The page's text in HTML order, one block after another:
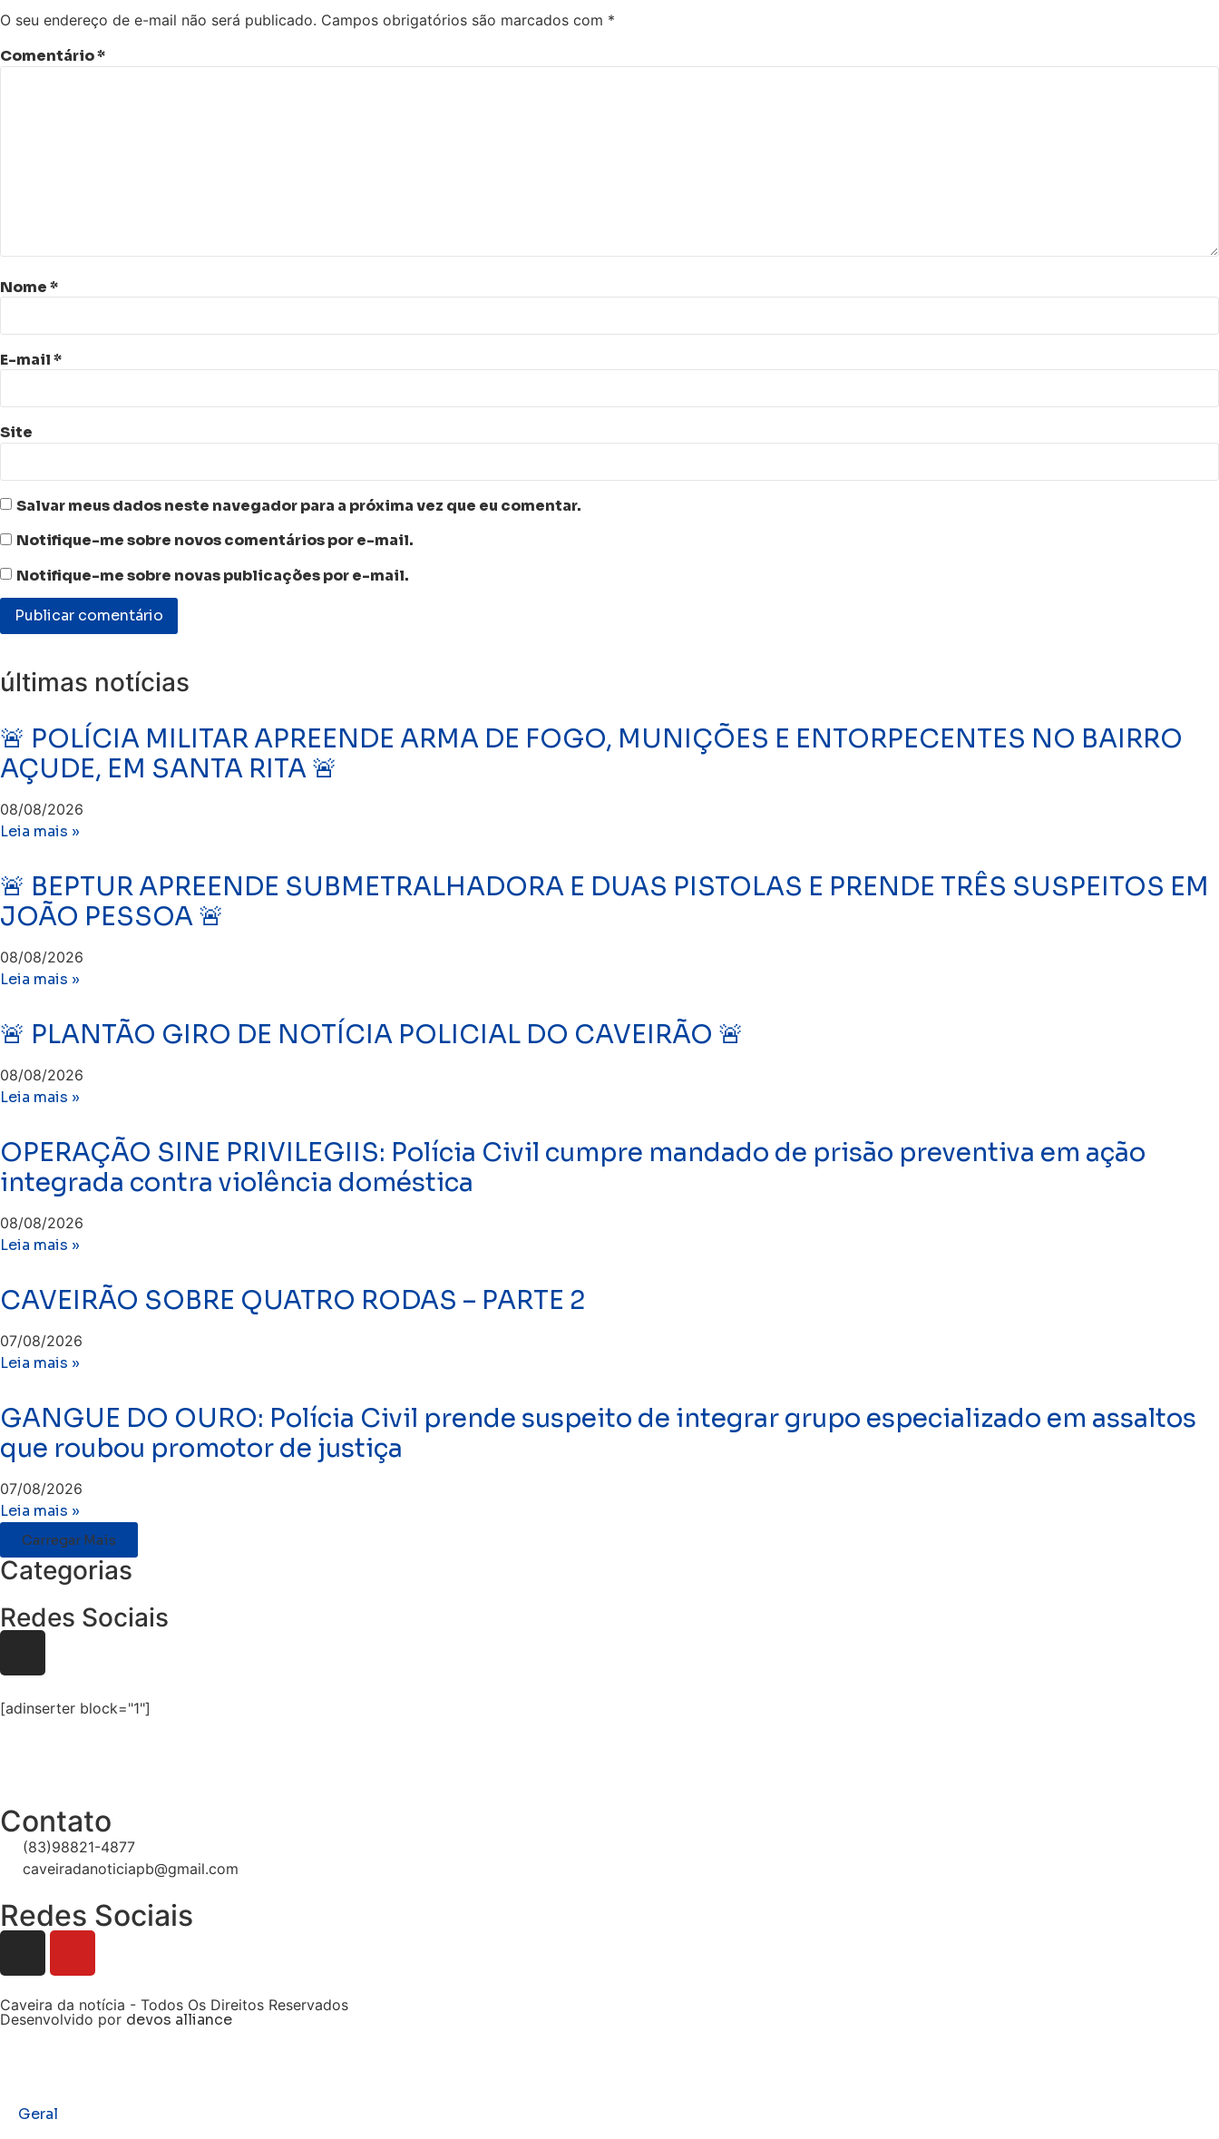
O seu endereço de e-mail não será publicado. Campos obrigatórios são marcados com *
Comentário*
Nome*
E-mail*
Site
Salvar meus dados neste navegador para a próxima vez que eu comentar.
Notifique-me sobre novos comentários por e-mail.
Notifique-me sobre novas publicações por e-mail.
últimas notícias
🚨 POLÍCIA MILITAR APREENDE ARMA DE FOGO, MUNIÇÕES E ENTORPECENTES NO BAIRRO
AÇUDE, EM SANTA RITA 🚨
08/08/2026
Leia mais »
🚨 BEPTUR APREENDE SUBMETRALHADORA E DUAS PISTOLAS E PRENDE TRÊS SUSPEITOS EM
JOÃO PESSOA 🚨
08/08/2026
Leia mais »
🚨 PLANTÃO GIRO DE NOTÍCIA POLICIAL DO CAVEIRÃO 🚨
08/08/2026
Leia mais »
OPERAÇÃO SINE PRIVILEGIIS: Polícia Civil cumpre mandado de prisão preventiva em ação
integrada contra violência doméstica
08/08/2026
Leia mais »
CAVEIRÃO SOBRE QUATRO RODAS – PARTE 2
07/08/2026
Leia mais »
GANGUE DO OURO: Polícia Civil prende suspeito de integrar grupo especializado em assaltos
que roubou promotor de justiça
07/08/2026
Leia mais »
Carregar Mais
Categorias
Redes Sociais
[adinserter block="1"]
Contato
(83)98821-4877
caveiradanoticiapb@gmail.com
Redes Sociais
Caveira da notícia - Todos Os Direitos Reservados
Desenvolvido por devos alliance
Geral